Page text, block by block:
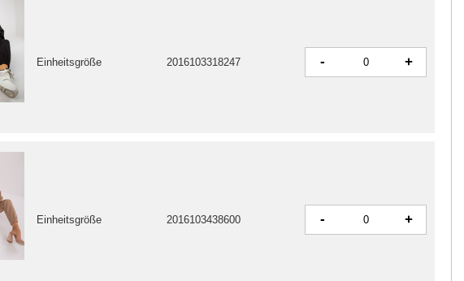
Einheitsgröße 2016103318247 - +
Einheitsgröße 2016103438600 - +